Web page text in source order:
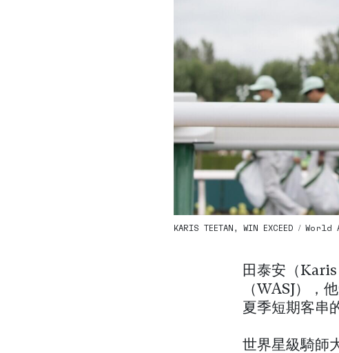
KARIS TEETAN, WIN EXCEED /
田泰安（
（WASJ），
夏季短期客串
世界星級騎師